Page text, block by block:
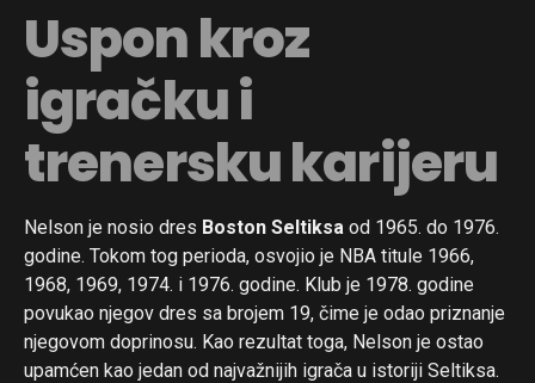
Uspon kroz
igračku i
trenersku karijeru
Nelson je nosio dres Boston Seltiksa od 1965. do 1976.
godine. Tokom tog perioda, osvojio je NBA titule 1966,
1968, 1969, 1974. i 1976. godine. Klub je 1978. godine
povukao njegov dres sa brojem 19, čime je odao priznanje
njegovom doprinosu. Kao rezultat toga, Nelson je ostao
upamćen kao jedan od najvažnijih igrača u istoriji Seltiksa.